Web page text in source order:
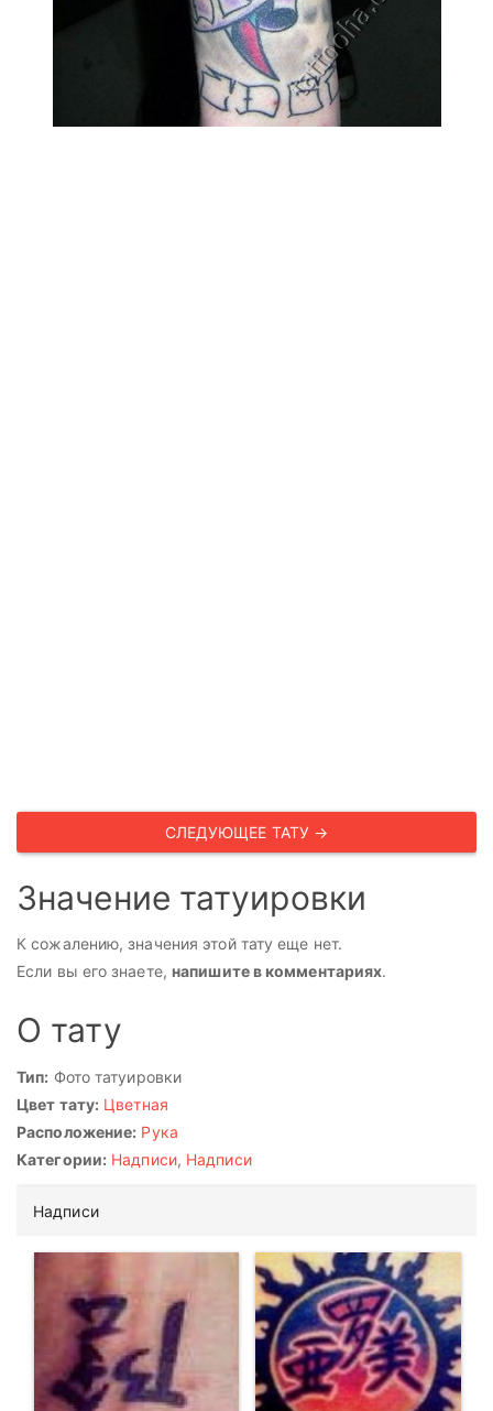
СЛЕДУЮЩЕЕ ТАТУ →
Значение татуировки
К сожалению, значения этой тату еще нет.
Если вы его знаете, напишите в комментариях.
О тату
Тип: Фото татуировки
Цвет тату: Цветная
Расположение: Рука
Категории: Надписи, Надписи
Надписи